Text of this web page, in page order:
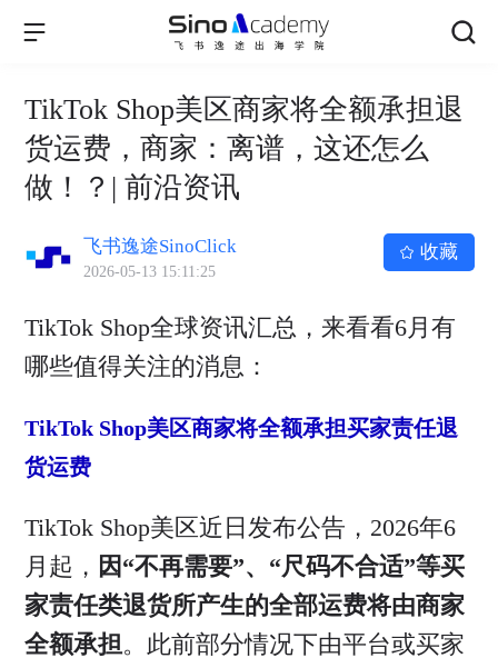
TikTok Shop美区商家将全额承担退
货运费，商家：离谱，这还怎么
做！？| 前沿资讯
飞书逸途SinoClick
2026-05-13 15:11:25
收藏
TikTok Shop全球资讯汇总，来看看6月有
哪些值得关注的消息：
TikTok Shop美区商家将全额承担买家责任退
货运费
TikTok Shop美区近日发布公告，2026年6
月起， 因“不再需要”、“尺码不合适”等买
家责任类退货所产生的全部运费将由商家
全额承担。此前部分情况下由平台或买家